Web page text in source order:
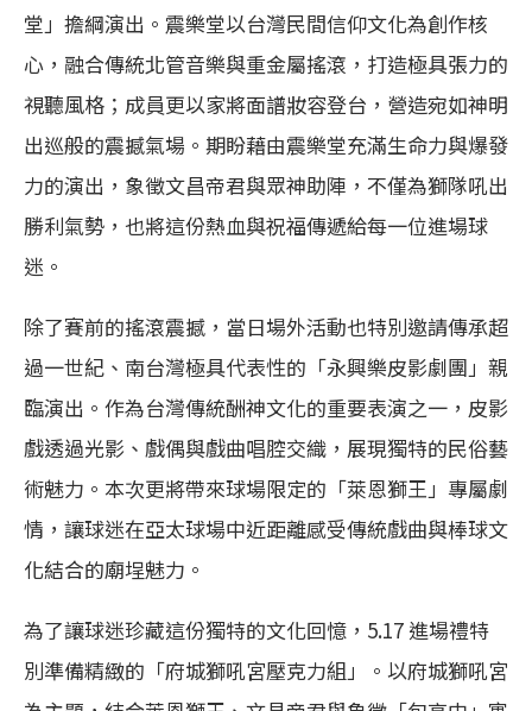
堂」擔綱演出。震樂堂以台灣民間信仰文化為創作核
心，融合傳統北管音樂與重金屬搖滾，打造極具張力的
視聽風格；成員更以家將面譜妝容登台，營造宛如神明
出巡般的震撼氣場。期盼藉由震樂堂充滿生命力與爆發
力的演出，象徵文昌帝君與眾神助陣，不僅為獅隊吼出
勝利氣勢，也將這份熱血與祝福傳遞給每一位進場球
迷。
除了賽前的搖滾震撼，當日場外活動也特別邀請傳承超
過一世紀、南台灣極具代表性的「永興樂皮影劇團」親
臨演出。作為台灣傳統酬神文化的重要表演之一，皮影
戲透過光影、戲偶與戲曲唱腔交織，展現獨特的民俗藝
術魅力。本次更將帶來球場限定的「萊恩獅王」專屬劇
情，讓球迷在亞太球場中近距離感受傳統戲曲與棒球文
化結合的廟埕魅力。
為了讓球迷珍藏這份獨特的文化回憶，5.17 進場禮特
別準備精緻的「府城獅吼宮壓克力組」。以府城獅吼宮